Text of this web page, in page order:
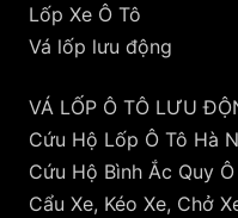
Lốp Xe Ô Tô
Vá lốp lưu động
VÁ LỐP Ô TÔ LƯU
Cứu Hộ Lốp Ô Tô Hà
Cứu Hộ Bình Ắc Quy
Cẩu Xe, Kéo Xe, Chở